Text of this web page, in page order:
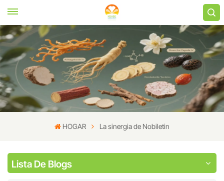
HOGAR La sinergia de Nobiletin
Lista De Blogs